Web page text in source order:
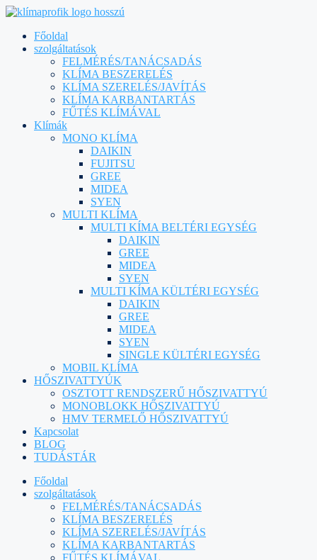
Főoldal
szolgáltatások
FELMÉRÉS/TANÁCSADÁS
KLÍMA BESZERELÉS
KLÍMA SZERELÉS/JAVÍTÁS
KLÍMA KARBANTARTÁS
FŰTÉS KLÍMÁVAL
Klímák
MONO KLÍMA
DAIKIN
FUJITSU
GREE
MIDEA
SYEN
MULTI KLÍMA
MULTI KÍMA BELTÉRI EGYSÉG
DAIKIN
GREE
MIDEA
SYEN
MULTI KÍMA KÜLTÉRI EGYSÉG
DAIKIN
GREE
MIDEA
SYEN
SINGLE KÜLTÉRI EGYSÉG
MOBIL KLÍMA
HŐSZIVATTYÚK
OSZTOTT RENDSZERŰ HŐSZIVATTYÚ
MONOBLOKK HŐSZIVATTYÚ
HMV TERMELŐ HŐSZIVATTYÚ
Kapcsolat
BLOG
TUDÁSTÁR
Főoldal
szolgáltatások
FELMÉRÉS/TANÁCSADÁS
KLÍMA BESZERELÉS
KLÍMA SZERELÉS/JAVÍTÁS
KLÍMA KARBANTARTÁS
FŰTÉS KLÍMÁVAL